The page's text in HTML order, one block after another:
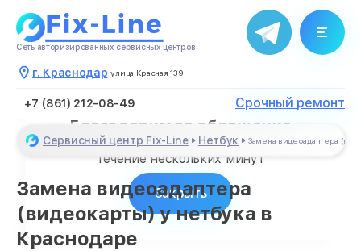
Сеть авторизированных сервисных центров
г. Краснодар улица Красная 139
+7 (861) 212-08-49 Срочный ремонт
Сервисный центр Fix-Line Нетбук Замена видеоадаптера
Замена видеоадаптера
(видеокарты) у нетбука в
Краснодаре
Благодарим за обращение
Менеджер свяжется с Вами в
течение нескольких минут
Закрыть